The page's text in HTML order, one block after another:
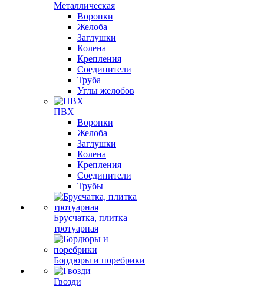
Металлическая
Воронки
Желоба
Заглушки
Колена
Крепления
Соединители
Труба
Углы желобов
ПВХ
Воронки
Желоба
Заглушки
Колена
Крепления
Соединители
Трубы
Брусчатка, плитка
тротуарная
Бордюры и поребрики
Гвозди